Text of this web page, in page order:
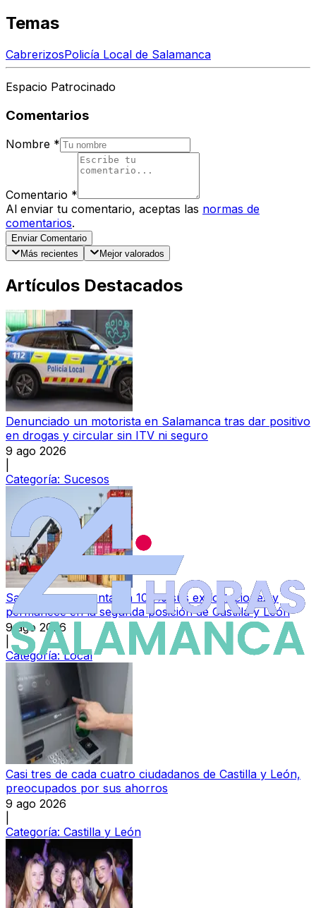
Temas
CabrerizosPolicía Local de Salamanca
Espacio Patrocinado
Comentarios
Nombre *
Comentario *
Al enviar tu comentario, aceptas las normas de
comentarios.
Enviar Comentario
Más recientes
Mejor valorados
Artículos Destacados
Denunciado un motorista en Salamanca tras dar positivo
en drogas y circular sin ITV ni seguro
9 ago 2026
Categoría: Sucesos
Salamanca aumenta un 10,1% sus exportaciones y
permanece en la segunda posición de Castilla y León
9 ago 2026
Categoría:Local
Casi tres de cada cuatro ciudadanos de Castilla y León,
preocupados por sus ahorros
9 ago 2026
Categoría: Castilla y León